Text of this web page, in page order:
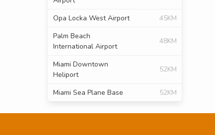
Opa Locka West Airport
45KM
Palm Beach
International Airport
48KM
Miami Downtown
Heliport
52KM
Miami Sea Plane Base 52KM